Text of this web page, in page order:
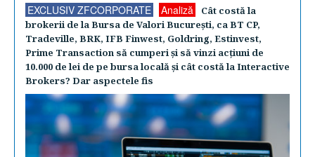
EXCLUSIV ZFCORPORATE Analiză
Cât costă la
brokerii de la Bursa de Valori Bucureşti, ca BT CP,
Tradeville, BRK, IFB Finwest, Goldring, Estinvest,
Prime Transaction să cumperi şi să vinzi acţiuni de
10.000 de lei de pe bursa locală şi cât costă la Interactive
Brokers? Dar aspectele fis